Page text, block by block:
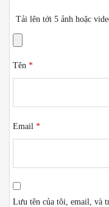
Tải lên tới 5 ảnh hoặc
Tên *
Email *
Lưu tên của tôi, email, và